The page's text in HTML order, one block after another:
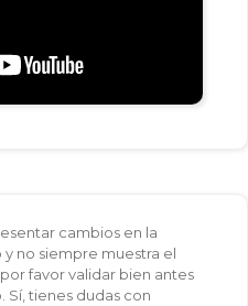
cambios en la
no siempre muestra el
favor validar bien antes
Sí, tienes dudas con